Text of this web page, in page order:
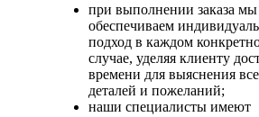
при выполнении заказа мы
обеспечиваем
подход в каждом
случае, уделяя клиенту
времени для выяснения
деталей и пожеланий;
наши специалисты имеют